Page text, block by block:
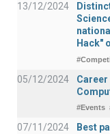
13/12/2024
Hack"
05/12/2024
#Events
07/11/2024 Best